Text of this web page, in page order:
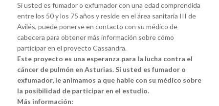
Si usted es fumador o exfumador con una edad comprendida
entre los 50 y los 75 años y reside en el área sanitaria III de
Avilés, puede ponerse en contacto con su médico de
cabecera para obtener más información sobre cómo
participar en el proyecto Cassandra.
Este proyecto es una esperanza para la lucha contra el
cáncer de pulmón en Asturias. Si usted es fumador o
exfumador, le animamos a que hable con su médico sobre
la posibilidad de participar en el estudio.
Más información: